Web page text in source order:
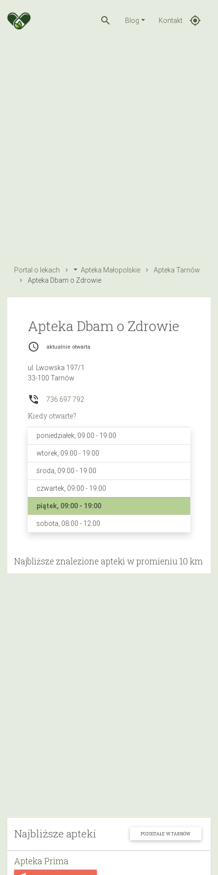
search Blog Kontakt gps_fixed
Portal o lekach Apteka Małopolskie
Apteka Tarnów
Apteka Dbam o Zdrowie
Najbliższe apteki POZOSTAŁE W TARNÓW
Apteka Prima
Apteka Dbam o Zdrowie
access_time aktualnie otwarta
ul. Lwowska 197/1
33-100 Tarnów
phone_in_talk 736 697 792
Kiedy otwarte?
poniedziałek, 09:00 - 19:00
wtorek, 09:00 - 19:00
środa, 09:00 - 19:00
czwartek, 09:00 - 19:00
piątek, 09:00 - 19:00
sobota, 08:00 - 12:00
Najbliższe znalezione apteki w promieniu 10 km